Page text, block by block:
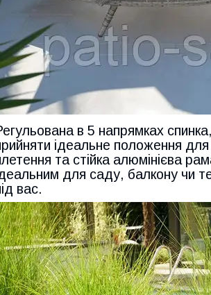
в 5 напрямках
ідеальне положення
та стійка алюмінієва
для саду, балкону чи
вас.